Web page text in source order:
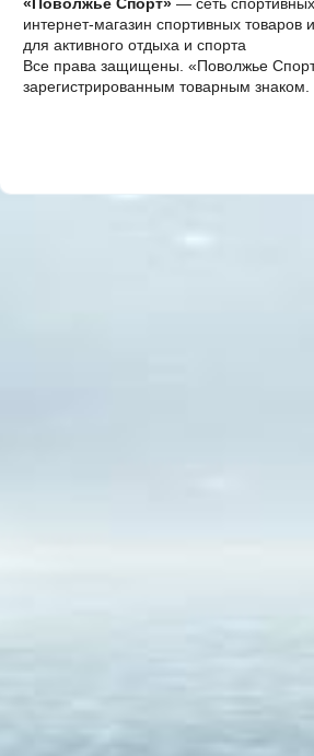
интернет-магазин спортивных товаров
для активного отдыха и спорта
Все права защищены. «Поволжье
зарегистрированным товарным знаком.